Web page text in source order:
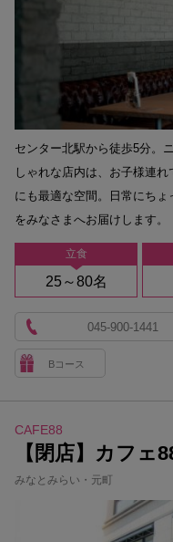
立食
25～80名
センター北駅から徒歩5分。
しゃれな店内は、お子様連
にも最適な空間。日常にち
をみなさまへお届けします。
Bコース
045-900-1441
CAFE88
【閉店】カフェ
みなとみらい・元町